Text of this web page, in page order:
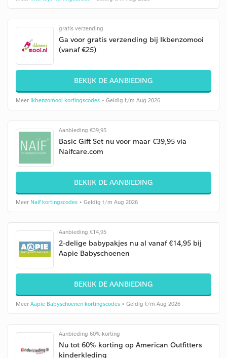
gratis verzending
Ga voor gratis verzending bij Ikbenzomooi
(vanaf €25)
BEKIJK DE AANBIEDING
Meer Ikbenzomooi kortingscodes • Geldig t/m Aug 2026
Aanbieding €39,95
Basic Gift Set nu voor maar €39,95 via
Naifcare.com
BEKIJK DE AANBIEDING
Meer Naif kortingscodes • Geldig t/m Aug 2026
Aanbieding €14,95
2-delige babypakjes nu al vanaf €14,95 bij
Aapie Babyschoenen
BEKIJK DE AANBIEDING
Meer Aapie Babyschoenen kortingscodes • Geldig t/m Aug 2026
Aanbieding 60% korting
Nu tot 60% korting op American Outfitters
kinderkleding